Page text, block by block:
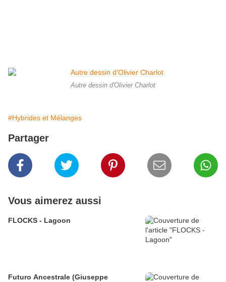
Autre dessin d'Olivier Charlot
#Hybrides et Mélanges
Partager
Vous aimerez aussi
FLOCKS - Lagoon
Futuro Ancestrale (Giuseppe